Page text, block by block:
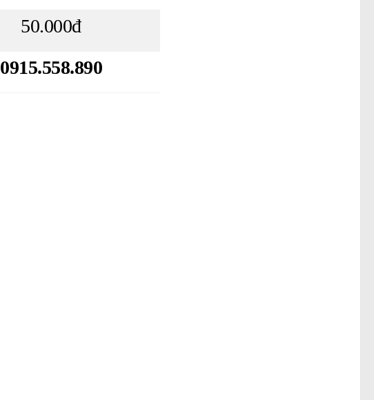
50.000đ
0915.558.890